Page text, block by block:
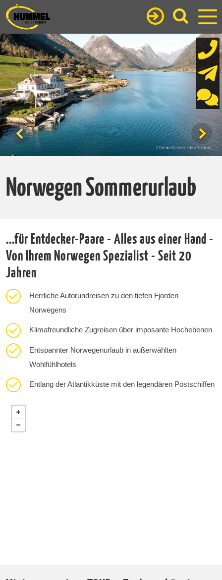
Norwegen Sommerurlaub
...für Entdecker-Paare - Alles aus einer Hand -
Von Ihrem Norwegen Spezialist - Seit 20
Jahren
Herrliche Autorundreisen zu den tiefen Fjorden
Norwegens
Klimafreundliche Zugreisen über imposante Hochebenen
Entspannter Norwegenurlaub in außerwählten
Wohlfühlhotels
Entlang der Atlantikküste mit den legendären Postschiffen